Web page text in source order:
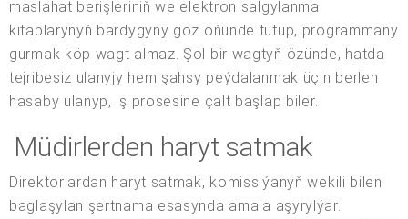
maslahat berişleriniň we elektron salgylanma
kitaplarynyň bardygyny göz öňünde tutup, programmany
gurmak köp wagt almaz. Şol bir wagtyň özünde, hatda
tejribesiz ulanyjy hem şahsy peýdalanmak üçin berlen
hasaby ulanyp, iş prosesine çalt başlap biler.
Müdirlerden haryt satmak
Direktorlardan haryt satmak, komissiýanyň wekili bilen
baglaşylan şertnama esasynda amala aşyrylýar.